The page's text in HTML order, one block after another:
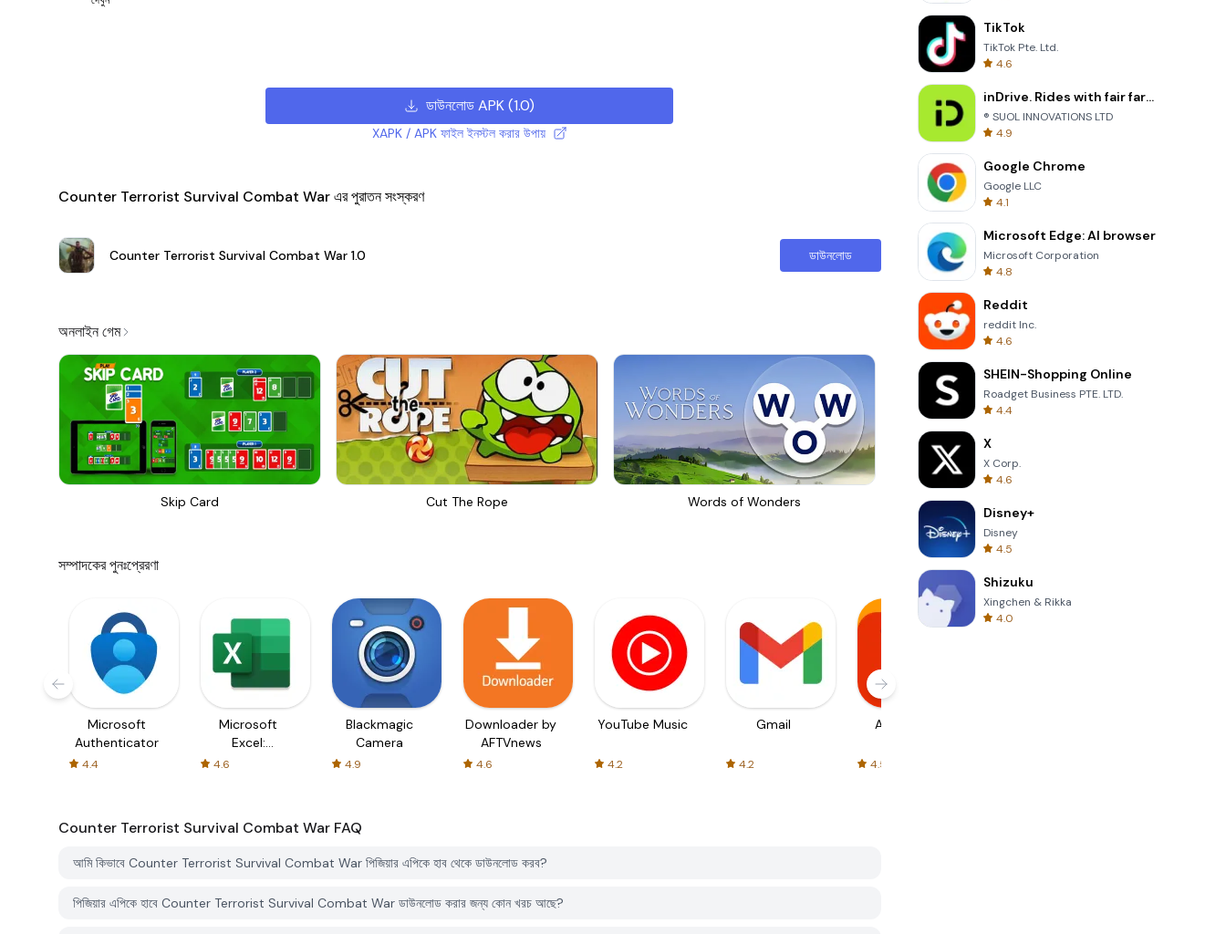
ডাউনলোড APK(1.0)
XAPK / APK ফাইল ইনস্টল করার উপায়
Counter Terrorist Survival Combat War এর পুরাতন সংস্করণ
Counter Terrorist Survival Combat War 1.0 ডাউনলোড
অনলাইন গেম
Skip Card Cut The Rope Words of Wonders
সম্পাদকের পুনঃপ্রেরণা
Microsoft
Authenticator
4.4
Microsoft
Excel:
Spreadsheets
4.6
Blackmagic
Camera
4.9
Downloader by
AFTVnews
4.6
YouTube Music
4.2
Gmail
4.2
AliExpress
4.5
Counter Terrorist Survival Combat War FAQ
আমি কিভাবে Counter Terrorist Survival Combat War পিজিয়ার এপিকে হাব থেকে ডাউনলোড করব?
পিজিয়ার এপিকে হাবে Counter Terrorist Survival Combat War ডাউনলোড করার জন্য কোন খরচ আছে?
TikTok
TikTok Pte. Ltd.
4.6
inDrive. Rides with fair fares
® SUOL INNOVATIONS LTD
4.9
Google Chrome
Google LLC
4.1
Microsoft Edge: AI browser
Microsoft Corporation
4.8
Reddit
reddit Inc.
4.6
SHEIN-Shopping Online
Roadget Business PTE. LTD.
4.4
X
X Corp.
4.6
Disney+
Disney
4.5
Shizuku
Xingchen & Rikka
4.0